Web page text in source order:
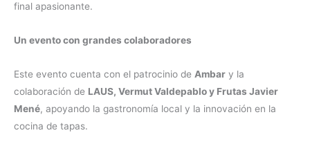
final apasionante.
Un evento con grandes colaboradores
Este evento cuenta con el patrocinio de Ambar y la
colaboración de LAUS, Vermut Valdepablo y Frutas Javier
Mené, apoyando la gastronomía local y la innovación en la
cocina de tapas.